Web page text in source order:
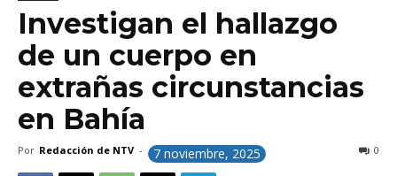
Investigan el hallazgo
de un cuerpo en
extrañas circunstancias
en Bahía
Por Redacción de NTV - 7 noviembre, 2025 0